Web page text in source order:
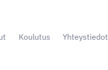
Koulutus Yhteystiedot